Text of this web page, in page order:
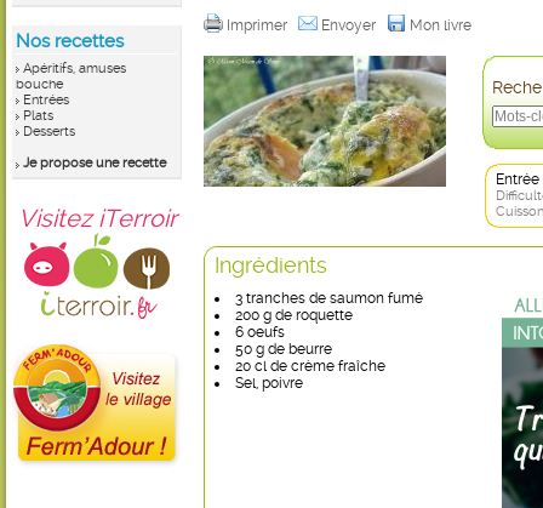
Nos recettes
Apéritifs, amuses
bouche
Entrées
Plats
Desserts
Je propose une recette
Visitez iTerroir
Imprimer Envoyer Mon livre
Entrée
Ingrédients
3 tranches de saumon fumé
200 g de roquette
6 oeufs
50 g de beurre
20 cl de crème fraîche
Sel, poivre